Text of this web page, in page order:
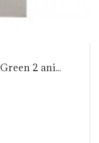
2 ani...